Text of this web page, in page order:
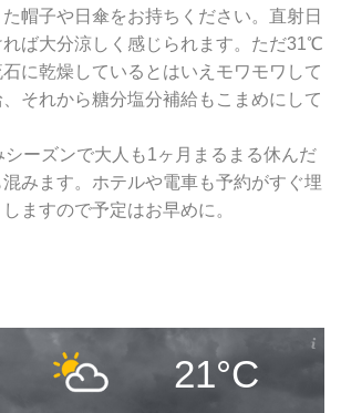
帽子や日傘をお持ちください。直射日
ば大分涼しく感じられます。ただ31℃
に乾燥しているとはいえモワモワして
それから糖分塩分補給もこまめにして
ーズンで大人も1ヶ月まるまる休んだ
みます。ホテルや電車も予約がすぐ埋
ますので予定はお早めに。
21°C